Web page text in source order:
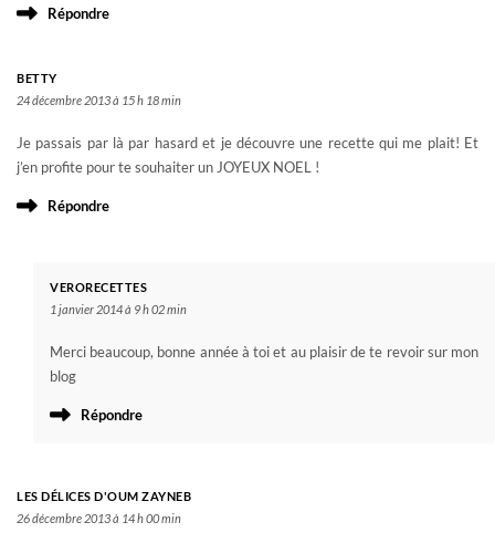
Répondre
BETTY
24 décembre 2013 à 15 h 18 min
Je passais par là par hasard et je découvre une recette qui me plait! Et
j’en profite pour te souhaiter un JOYEUX NOEL !
Répondre
VERORECETTES
1 janvier 2014 à 9 h 02 min
Merci beaucoup, bonne année à toi et au plaisir de te revoir sur mon
blog
Répondre
LES DÉLICES D'OUM ZAYNEB
26 décembre 2013 à 14 h 00 min